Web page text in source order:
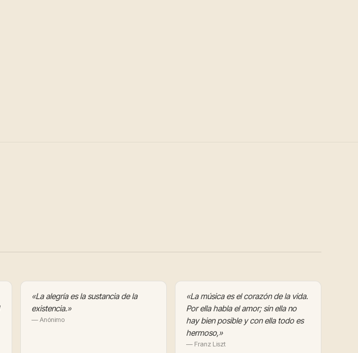
«La alegría es la sustancia de la
existencia.»
— Anónimo
«La música es el corazón de la vida.
Por ella habla el amor; sin ella no
hay bien posible y con ella todo es
hermoso,»
— Franz Liszt